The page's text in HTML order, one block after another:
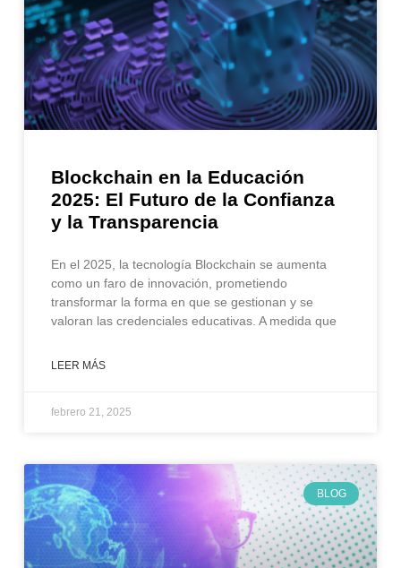
Blockchain en la Educación
2025: El Futuro de la Confianza
y la Transparencia
En el 2025, la tecnología Blockchain se aumenta
como un faro de innovación, prometiendo
transformar la forma en que se gestionan y se
valoran las credenciales educativas. A medida que
LEER MÁS
febrero 21, 2025
BLOG